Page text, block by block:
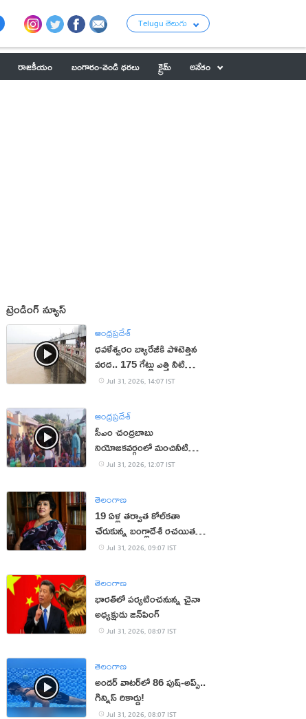
Telugu తెలుగు
రాజకీయం బంగారం-వెండి ధరలు క్రైమ్
అనేకం
ట్రెండింగ్ న్యూస్
ఆంధ్రప్రదేశ్
ధవళేశ్వరం బ్యారేజీకి పోటెత్తిన
వరద.. 175 గేట్లు ఎత్తి నీటి
విడుదల
Jul 31, 2026, 14:07 IST
ఆంధ్రప్రదేశ్
సీఎం చంద్రబాబు
నియోజకవర్గంలో మంచినీటి
కష్టాలు.. మహిళలు ఆందోళన
Jul 31, 2026, 12:07 IST
తెలంగాణ
19 ఏళ్ల త‌ర్వాత కోల్‌క‌తా
చేరుకున్న బంగ్లాదేశీ ర‌చ‌యిత
త‌స్లీమా న‌స్రీన్‌
Jul 31, 2026, 09:07 IST
తెలంగాణ
భారత్‌లో పర్యటించనున్న చైనా
అధ్యక్షుడు జిన్‌పింగ్
Jul 31, 2026, 08:07 IST
తెలంగాణ
అండర్ వాటర్‌లో 86 పుష్-అప్స్..
గిన్నిస్ రికార్డు!
Jul 31, 2026, 08:07 IST